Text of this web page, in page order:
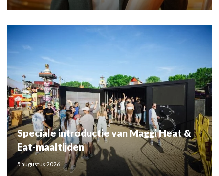
Speciale introductie van Maggi Heat &
Eat-maaltijden
5 augustus 2026